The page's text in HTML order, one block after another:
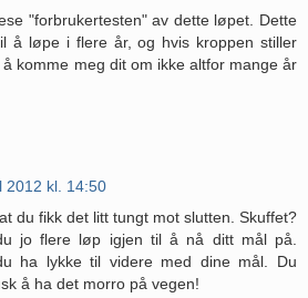
"forbrukertesten" av dette løpet. Dette
å løpe i flere år, og hvis kroppen stiller
komme meg dit om ikke altfor mange år
2012 kl. 14:50
du fikk det litt tungt mot slutten. Skuffet?
jo flere løp igjen til å nå ditt mål på.
ha lykke til videre med dine mål. Du
å ha det morro på vegen!